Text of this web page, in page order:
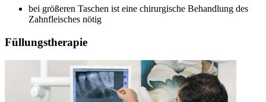
bei größeren Taschen ist eine chirurgische Behandlung des
Zahnfleisches nötig
Füllungstherapie